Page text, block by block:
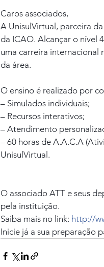
Caros associados,
A UnisulVirtual, parceira
da ICAO. Alcançar o nível
uma carreira internacional
da área.
O ensino é realizado por
– Simulados individuais;
– Recursos interativos;
– Atendimento
– 60 horas de A.A.C.A
UnisulVirtual.
O associado ATT e seus
pela instituição.
Saiba mais no link: http://
Inicie já a sua preparação